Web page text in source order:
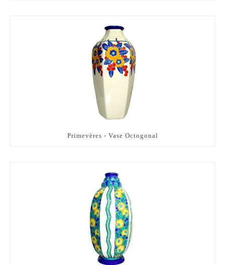
Primevères - Vase Octogonal